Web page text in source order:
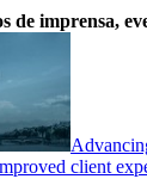
de imprensa,
client